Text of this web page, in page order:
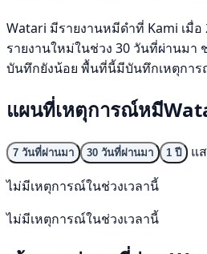
Watari มีรายงานหมีดำที่ Kami เมื่
รายงานใหม่ในช่วง 30 วันที่ผ่านมา
บันทึกยังน้อย พื้นที่นี้มีบันทึกเหตุกา
แผนที่เหตุการณ์หมี
7 วันที่ผ่านมา 30 วันที่ผ่านมา 1 ปี
แ
ไม่มีเหตุการณ์ในช่วงเวลานี้
ไม่มีเหตุการณ์ในช่วงเวลานี้